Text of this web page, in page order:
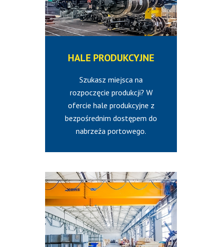
HALE PRODUKCYJNE
Szukasz miejsca na
rozpoczęcie produkcji? W
ofercie hale produkcyjne z
bezpośrednim dostępem do
nabrzeża portowego.